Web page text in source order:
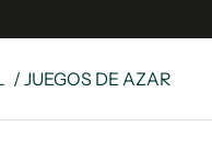
/ JUEGOS DE AZAR